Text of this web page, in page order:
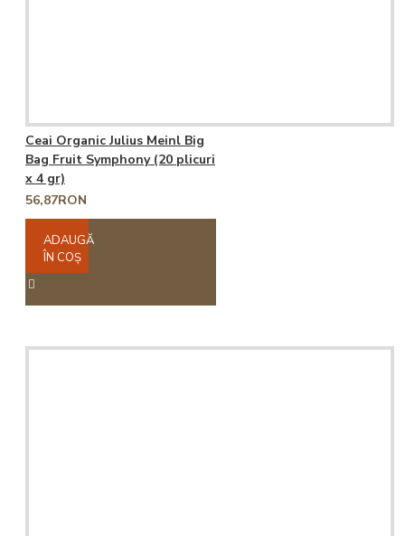
Ceai Organic Julius Meinl Big
Bag Fruit Symphony (20 plicuri
x 4 gr)
56,87RON
ADAUGĂ
ÎN COŞ